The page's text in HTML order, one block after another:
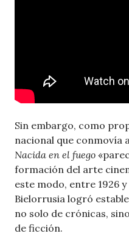
Sin embargo, como
nacional que conmovía
Nacida en el fuego
formación del arte
este modo, entre 1926 y
Bielorrusia logró
no solo de crónicas,
de ficción.